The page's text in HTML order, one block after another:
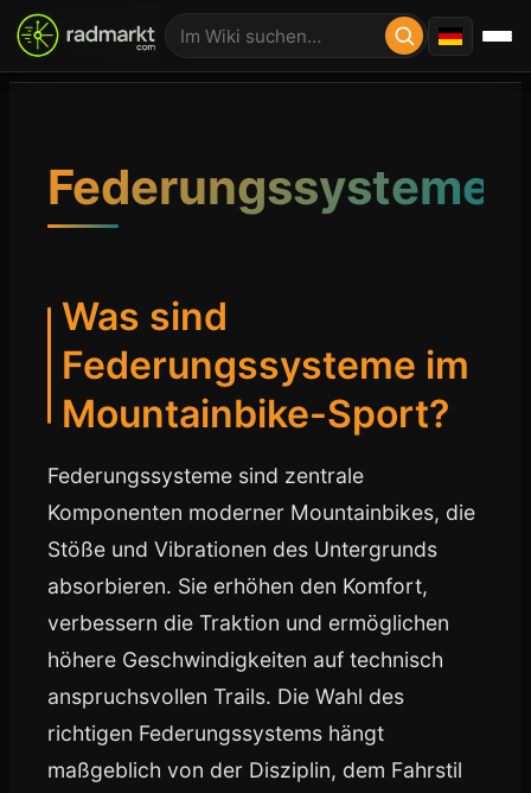
Federungssysteme
Was sind
Federungssysteme im
Mountainbike-Sport?
Federungssysteme sind zentrale
Komponenten moderner Mountainbikes, die
Stöße und Vibrationen des Untergrunds
absorbieren. Sie erhöhen den Komfort,
verbessern die Traktion und ermöglichen
höhere Geschwindigkeiten auf technisch
anspruchsvollen Trails. Die Wahl des
richtigen Federungssystems hängt
maßgeblich von der Disziplin, dem Fahrstil